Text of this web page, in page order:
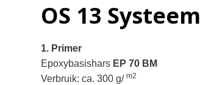
OS 13 Systeem
1. Primer
Epoxybasishars EP 70 BM
Verbruik: ca. 300 g/ m2